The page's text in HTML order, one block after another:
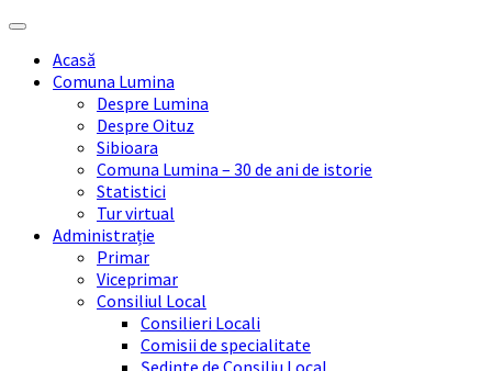
Skip
content
Skip
sidebar
Skip
right
sidebar
Skip
footerAcasă
Comuna Lumina
Despre Lumina
Despre Oituz
Sibioara
Comuna Lumina – 30 de ani de istorie
Statistici
Tur virtual
Administrație
Primar
Viceprimar
Consiliul Local
Consilieri Locali
Comisii de specialitate
Ședinte de Consiliu Local